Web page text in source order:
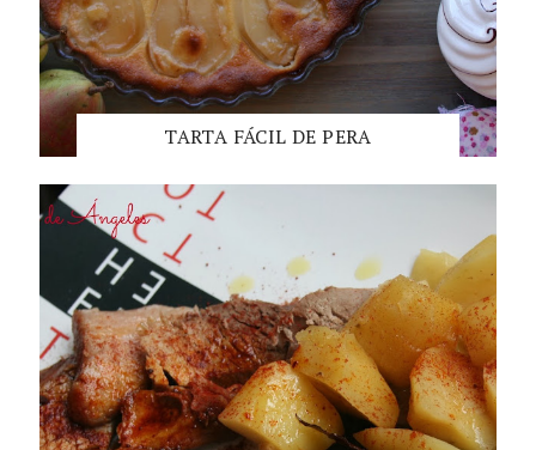
TARTA FÁCIL DE PERA